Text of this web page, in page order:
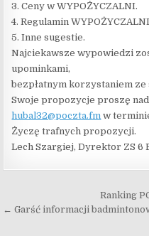
3. Ceny w WYPOŻYCZALNI.
4. Regulamin
5. Inne sugestie.
Najciekawsze wypowiedzi
upominkami,
bezpłatnym korzystaniem
Swoje propozycje proszę
hubal32@poczta.fm w
Życzę trafnych propozycji.
Lech Szargiej, Dyrektor ZS 6
NawigacjaRanking
← Garść informacji